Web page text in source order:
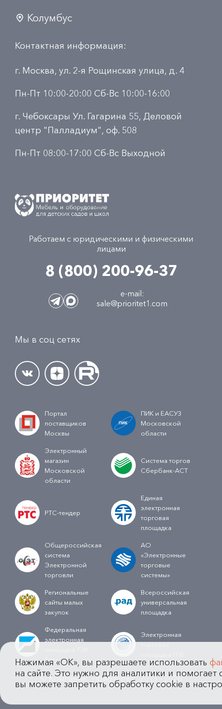
Колумбус
Контактная информация:
г. Москва, ул. 2-я Рощинская улица, д. 4
Пн-Пт 10:00-20:00 Сб-Вс 10:00-16:00
г. Чебоксары Ул. Гагарина 55, Деловой
центр "Палладиум", оф. 508
Пн-Пт 08:00-17:00 Сб-Вс Выходной
Работаем с юридическими и физическими
лицами
8 (800) 200-96-37
e-mail:
sale@prioritet1.com
Мы в соц сетях
Портал
поставщиков
Москвы
ПИК и ЕАСУЗ
Московской
области
Электронный
магазин
Московской
области
Система торгов
Сбербанк-АСТ
РТС-тендер
Единая
электронная
торговая
площадка
Общероссийская
система
Электронной
торговли
АО
«Электронные
торговые
системы»
Региональные
сайты малых
закупок
Всероссийская
универсальная
площадка
Федеральная
электронная
Торг
Электронная
торговая
© Компания "Приоритет" 2013 - 2026
Нажимая «OK», вы разрешаете использовать
на сайте. Это нужно для аналитики и помогает
вы можете запретить обработку cookie в